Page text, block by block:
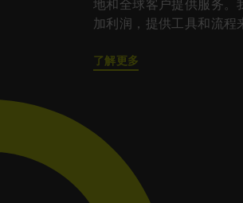
地和全球客户提供服务。
加利润，提供工具和流程
了解更多